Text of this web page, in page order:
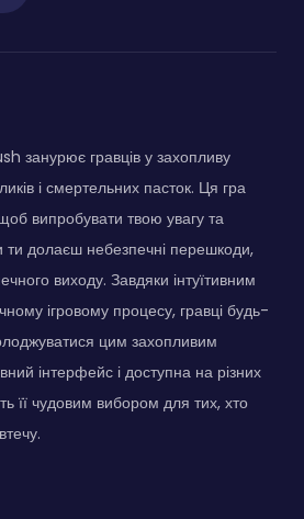
занурює гравців у захопливу
і смертельних пасток. Ця гра
випробувати твою увагу та
ти долаєш небезпечні перешкоди,
виходу. Завдяки інтуїтивним
ігровому процесу, гравці будь-
цим захопливим
інтерфейс і доступна на різних
її чудовим вибором для тих, хто